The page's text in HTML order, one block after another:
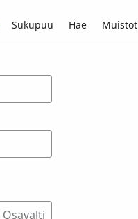
Sukupuu Hae Muistot